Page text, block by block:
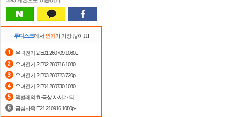
투디스크에서 인기가 가장 많아요!
유녀전기 2.E01.260709.1080..
유녀전기 2.E02.260716.1080..
유녀전기 2.E03.260723.720p..
유녀전기 2.E04.260730.1080..
책벌레의 하극상 사서가 되..
금심사옥.E21.210916.1080p-..